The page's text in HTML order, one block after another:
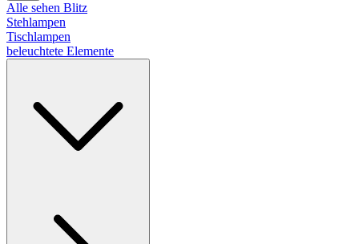
Alle sehen Blitz
Stehlampen
Tischlampen
beleuchtete Elemente